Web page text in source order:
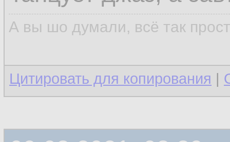
А вы шо думали, всё так
Цитировать для копирования |